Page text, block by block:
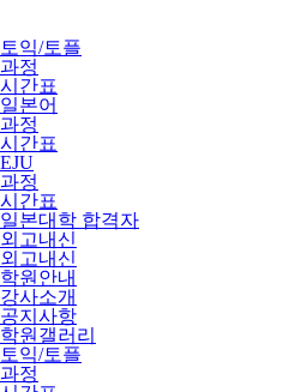
토익/토플
과정
시간표
일본어
과정
시간표
EJU
과정
시간표
일본대학 합격자
외고내신
외고내신
학원안내
강사소개
공지사항
학원갤러리
토익/토플
과정